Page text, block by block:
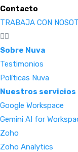
Contacto
TRABAJA CON
Sobre Nuva
Testimonios
Políticas Nuva
Nuestros servicios
Google Workspace
Gemini AI for
Zoho
Zoho Analytics